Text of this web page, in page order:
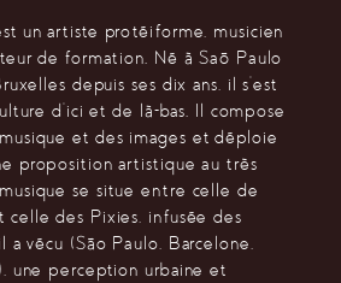
un artiste protéiforme, musicien
de formation. Né à Saõ Paulo
depuis ses dix ans, il s’est
d’ici et de là-bas. Il compose
et des images et déploie
proposition artistique au très
se situe entre celle de
celle des Pixies, infusée des
a vécu (São Paulo, Barcelone,
une perception urbaine et